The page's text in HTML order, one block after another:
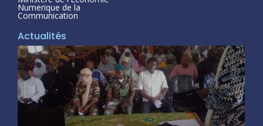
Numerique de la
Communication
Actualités